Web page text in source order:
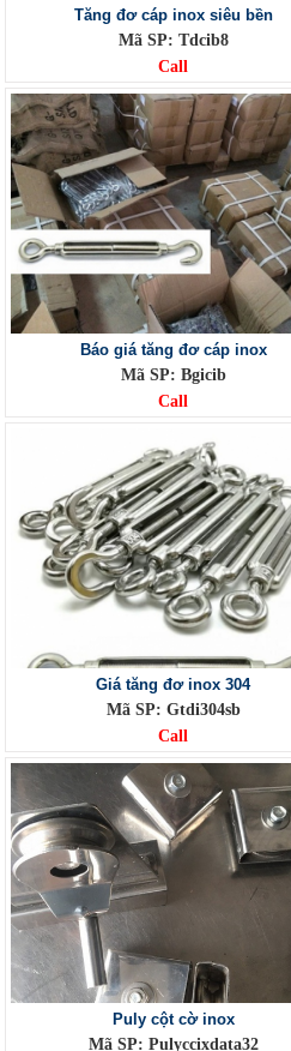
Tăng đơ cáp inox siêu bền
Mã SP: Tdcib8
Call
Báo giá tăng đơ cáp inox
Mã SP: Bgicib
Call
Giá tăng đơ inox 304
Mã SP: Gtdi304sb
Call
Puly cột cờ inox
Mã SP: Pulyccixdata32